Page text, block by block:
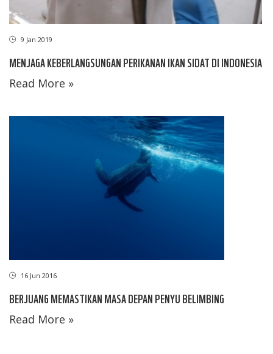
9 Jan 2019
MENJAGA KEBERLANGSUNGAN PERIKANAN IKAN SIDAT DI INDONESIA
Read More »
16 Jun 2016
BERJUANG MEMASTIKAN MASA DEPAN PENYU BELIMBING
Read More »